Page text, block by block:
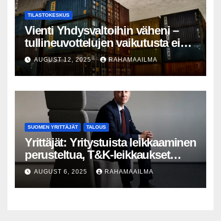
TILASTOKESKUS
Vienti Yhdysvaltoihin väheni –
tullineuvottelujen vaikutusta ei
silti näy
AUGUST 12, 2025 RAHAMAAILMA
SUOMEN YRITTÄJÄT TALOUS
Yrittäjät: Yritystuista leikkaaminen
perusteltua, T&K-leikkaukset
lyhytnäköistä kasvupolitiikkaa
AUGUST 6, 2025 RAHAMAAILMA